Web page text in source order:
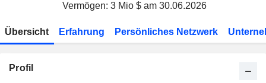
Vermögen: 3 Mio $ am 30.06.2026
Übersicht Erfahrung Persönliches Netzwerk
Profil